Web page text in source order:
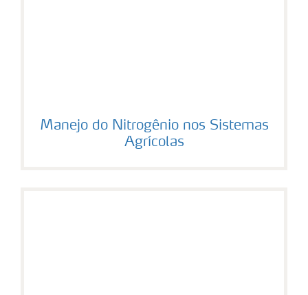
Manejo do Nitrogênio nos Sistemas
Agrícolas